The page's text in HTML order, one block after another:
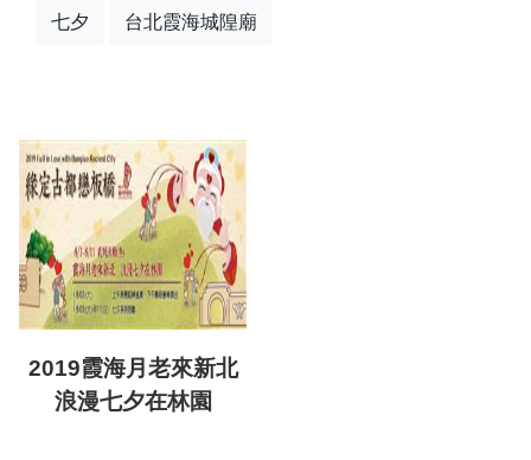
七夕 台北霞海城隍廟
2019霞海月老來新北
浪漫七夕在林園